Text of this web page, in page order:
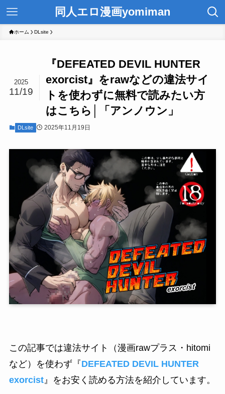
同人エロ漫画yomiman
ホーム DLsite
『DEFEATED DEVIL HUNTER
exorcist』をrawなどの違法サイ
トを使わずに無料で読みたい方
はこちら│「アンノウン」
2025
11/19
DLsite 2025年11月19日
この記事では違法サイト（漫画rawプラス・hitomi
など）を使わず『DEFEATED DEVIL HUNTER
exorcist』をお安く読める方法を紹介しています。